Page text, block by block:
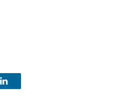
LinkedIn